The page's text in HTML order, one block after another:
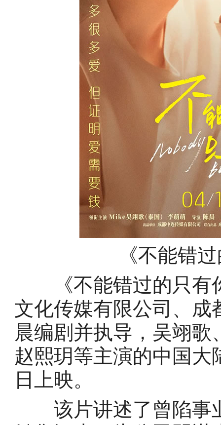
《不能错
《不能错过的只有
文化传媒有限公司、成
晨编剧并执导，吴翊
赵熙玥等主演的中国大
日上映。
该片讲述了曾陷事